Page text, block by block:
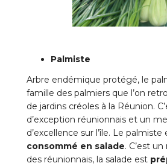
Palmiste
Arbre endémique protégé, le
famille des palmiers que l’on
de jardins créoles à la Réunion.
d’exception réunionnais et un
d’excellence sur l’île. Le
consommé en salade. C’est
des réunionnais, la salade est